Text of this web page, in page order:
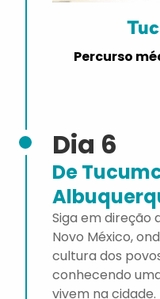
Dia 6
De
Siga em direção
Novo México,
cultura dos
conhecendo
vivem na